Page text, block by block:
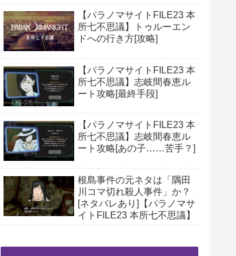
【パラノマサイトFILE23 本
所七不思議】トゥルーエン
ドへの行き方[攻略]
【パラノマサイトFILE23 本
所七不思議】志岐間春恵ル
ート攻略[最終手段]
【パラノマサイトFILE23 本
所七不思議】志岐間春恵ル
ート攻略[あの子……苦手？]
根島事件の元ネタは「隅田
川コマ切れ殺人事件」か？
[ネタバレあり]【パラノマサ
イトFILE23 本所七不思議】